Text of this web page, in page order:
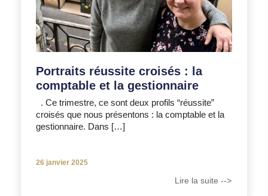
Portraits réussite croisés : la
comptable et la gestionnaire
. Ce trimestre, ce sont deux profils “réussite”
croisés que nous présentons : la comptable et la
gestionnaire. Dans […]
26 janvier 2025
Lire la suite -->